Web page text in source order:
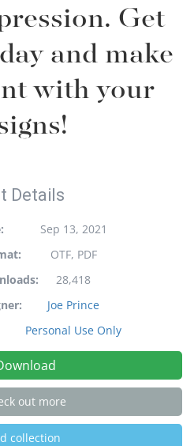
Get
and make
with your
Details
Sep 13, 2021
OTF, PDF
28,418
Joe Prince
Personal Use Only
out more
collection